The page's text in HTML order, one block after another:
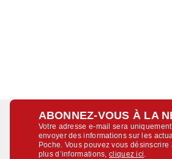
ABONNEZ-VOUS À LA
Votre adresse e-mail sera
envoyer des informations sur les
Poche. Vous pouvez vous désinscrire
plus d’informations,cliquez ici